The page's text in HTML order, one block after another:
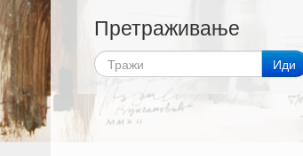
Претраживање
Иди